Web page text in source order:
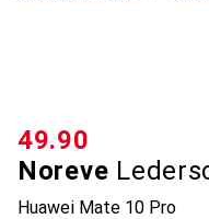
Noreve
Huawei Mate 10 Pro
CHF
49.90